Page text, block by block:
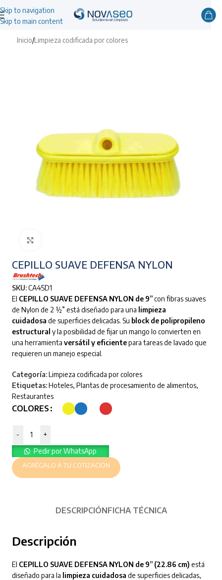
Skip to navigation
Skip to main content
Inicio/Limpieza codificada por colores
CEPILLO SUAVE DEFENSA NYLON
SKU:CA45D1
El CEPILLO SUAVE DEFENSA NYLON de 9”con fibras suaves
de Nylon de 2 ½” está diseñado para una limpieza
cuidadosa de superficies delicadas. Su block de polipropileno
estructural y la posibilidad de fijar un mango lo convierten en
una herramienta versátil y eficientepara tareas de lavado que
requieren un manejo especial.
Categoría:Limpieza codificada por colores
Etiquetas:Hoteles, Plantas de procesamiento de alimentos,
Restaurantes
COLORES
-
+
Pedir por WhatsApp
AGRÉGALO A TU COTIZACIÓN
DESCRIPCIÓNFICHA TÉCNICA
Descripción
El CEPILLO SUAVE DEFENSA NYLON de 9” (22.86 cm) está
diseñado para la limpieza cuidadosa de superficies delicadas,